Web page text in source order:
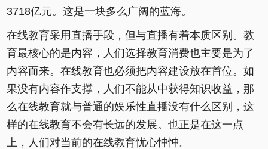
3718亿元。这是一块多么广阔的蓝海。
在线教育采用直播手段，但与直播有着本质区别。教
育最核心的是内容，人们选择教育消费也主要是为了
内容而来。在线教育也必须把内容建设放在首位。如
果没有内容作支撑，人们不能从中获得知识收益，那
么在线教育就与普通的娱乐性直播没有什么区别，这
样的在线教育不会有长远的发展。也正是在这一点
上，人们对当前的在线教育忧心忡忡。